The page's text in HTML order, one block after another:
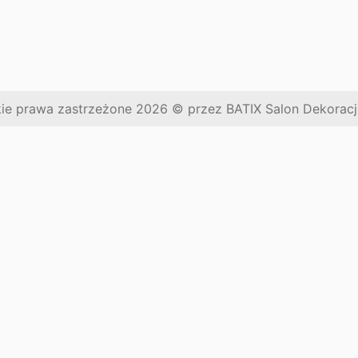
prawa zastrzeżone 2026 © przez BATIX Salon